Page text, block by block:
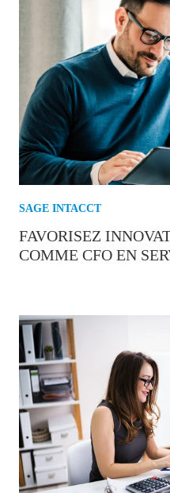
SAGE INTACCT
FAVORISEZ
COMME CFO EN